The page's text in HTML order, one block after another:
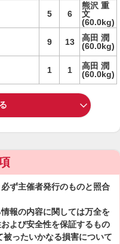
5 6
熊沢 重
文
(60.0kg)
9 13
高田 潤
(60.0kg)
1 1
高田 潤
(60.0kg)
ず主催者発行のものと照合
報の内容に関しては万全を
よび安全性を保証するもの
ったいかなる損害について